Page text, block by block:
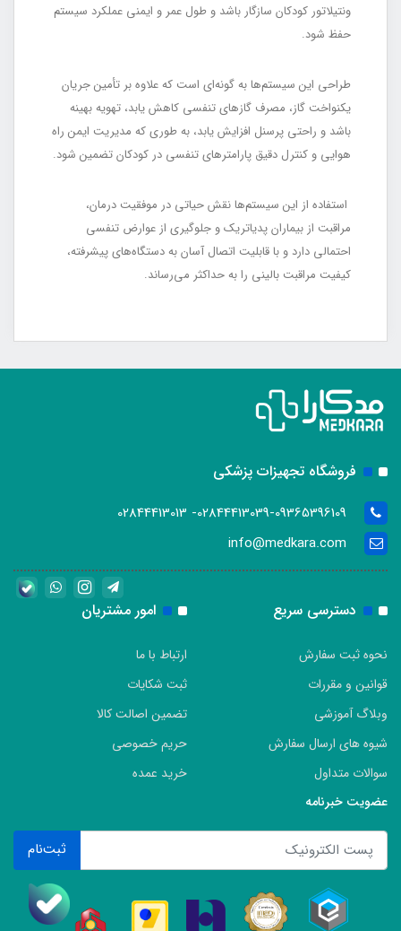
ونتیلاتور کودکان سازگار باشد و طول عمر و ایمنی عملکرد سیستم
حفظ شود.
طراحی این سیستم‌ها به گونه‌ای است که علاوه بر تأمین جریان
یکنواخت گاز، مصرف گازهای تنفسی کاهش یابد، تهویه بهینه
باشد و راحتی پرسنل افزایش یابد، به طوری که مدیریت ایمن راه
هوایی و کنترل دقیق پارامترهای تنفسی در کودکان تضمین شود.
استفاده از این سیستم‌ها نقش حیاتی در موفقیت درمان،
مراقبت از بیماران پدیاتریک و جلوگیری از عوارض تنفسی
احتمالی دارد و با قابلیت اتصال آسان به دستگاه‌های پیشرفته،
کیفیت مراقبت بالینی را به حداکثر می‌رساند.
فروشگاه تجهیزات پزشکی
02844413039-09365396109- 02844413013
info@medkara.com
دسترسی سریع
نحوه ثبت سفارش
قوانین و مقررات
وبلاگ آموزشی
شیوه های ارسال سفارش
سوالات متداول
امور مشتریان
ارتباط با ما
ثبت شکایات
تضمین اصالت کالا
حریم خصوصی
خرید عمده
عضویت خبرنامه
ثبت‌نام